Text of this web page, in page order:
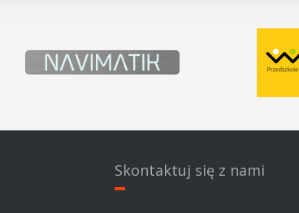
Skontaktuj się z nami